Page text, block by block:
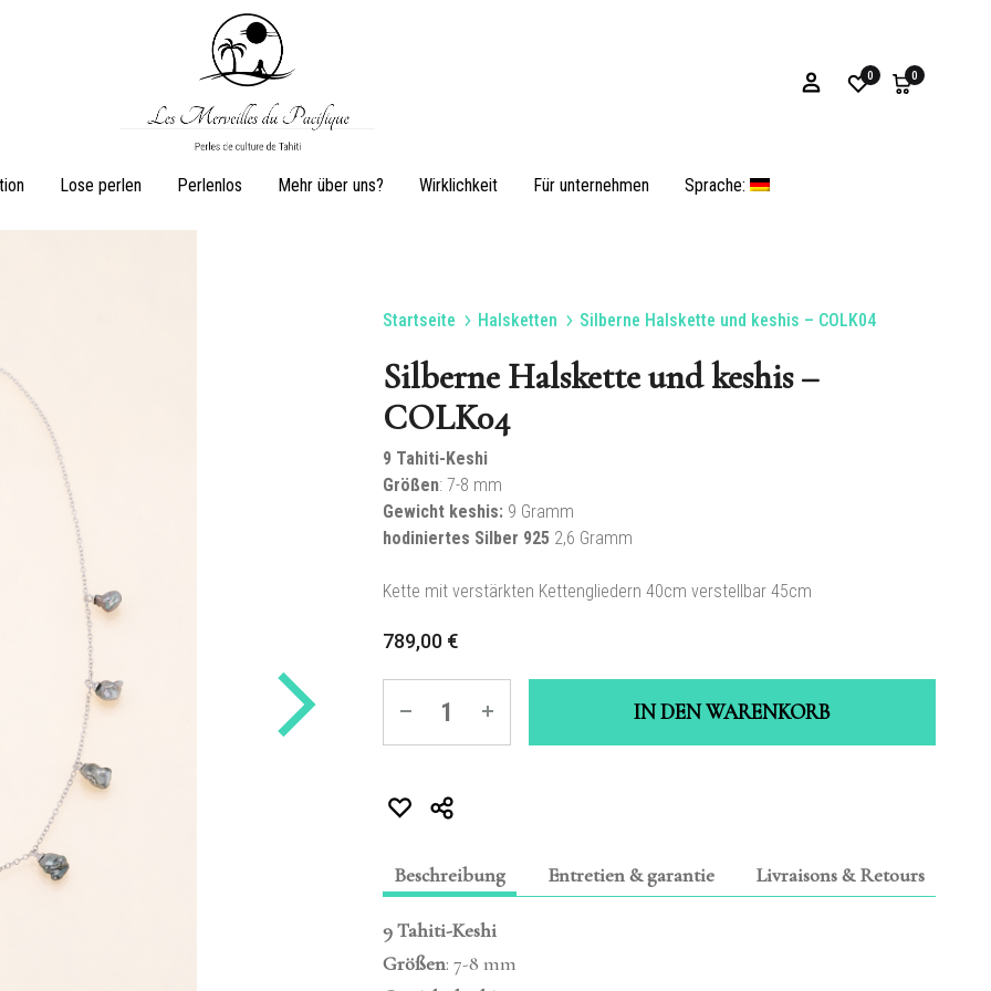
Merveilles
de
0 0
Ringe Armbänder
Schmuckset Perlenkette
Lose perlen Perlenlos Mehr über uns? Wirklichkeit Für unternehmen Sprache:
Startseite Halsketten Silberne Halskette und keshis – COLK04
Silberne Halskette und keshis –
COLK04
9 Tahiti-Keshi
Größen: 7-8 mm
Gewicht keshis: 9 Gramm
hodiniertes Silber 925 2,6 Gramm
Kette mit verstärkten Kettengliedern 40cm verstellbar 45cm
789,00 €
IN DEN WARENKORB
Beschreibung Entretien & garantie Livraisons & Retours
9 Tahiti-Keshi
Größen: 7-8 mm